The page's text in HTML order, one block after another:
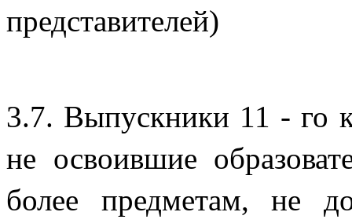
3.7. Выпускники 11 - го
не освоившие
более предметам, не